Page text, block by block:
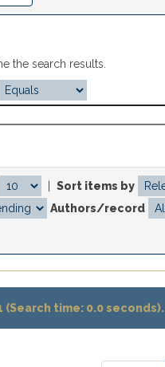
the search results.
Sort items by
Authors/record
(Search time: 0.0 seconds).